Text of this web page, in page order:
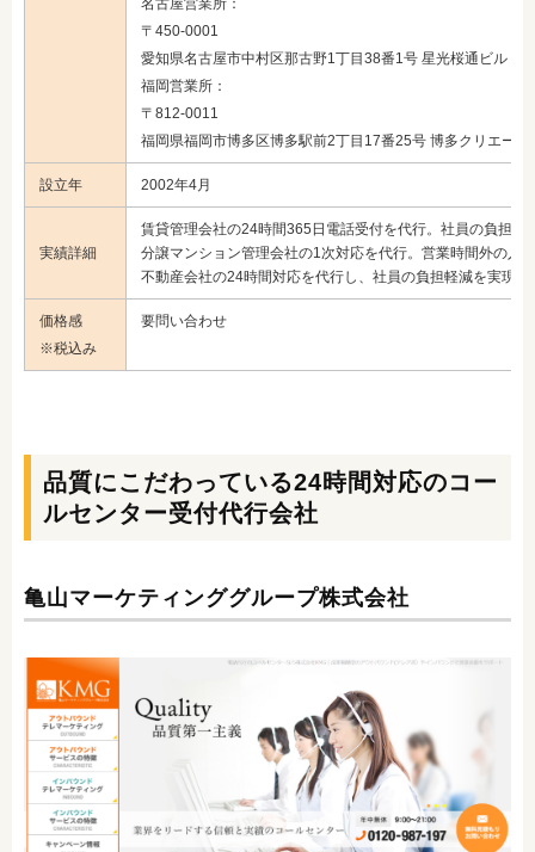
〒450-0001
愛知県名古屋市中村区那古野1丁目38番1号 星光桜通ビル
福岡営業所：
〒812-0011
福岡県福岡市博多区博多駅前2丁目17番25号 博多クリエート
設立年 2002年4月
実績詳細
賃貸管理会社の24時間365日電話受付を代行。社員の負担軽
分譲マンション管理会社の1次対応を代行。営業時間外の入
不動産会社の24時間対応を代行し、社員の負担軽減を実現
価格感
※税込み
要問い合わせ
品質にこだわっている24時間対応のコー
ルセンター受付代行会社
亀山マーケティンググループ株式会社